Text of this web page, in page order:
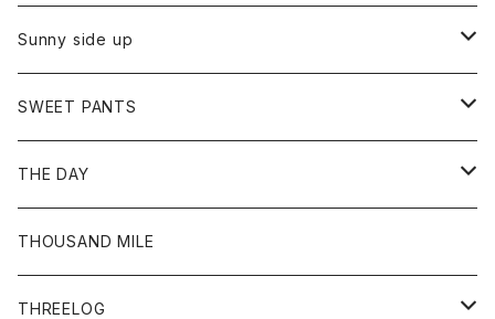
カーディガン
オーバーオール
ブレスレット
リング
ブーツ
サンダル
Sunny side up
アウター
Ｇジャン
ボトム
ジーンズ
SWEET PANTS
ボトム
ショートパンツ
THE DAY
トップス
Tシャツ
THOUSAND MILE
THREELOG